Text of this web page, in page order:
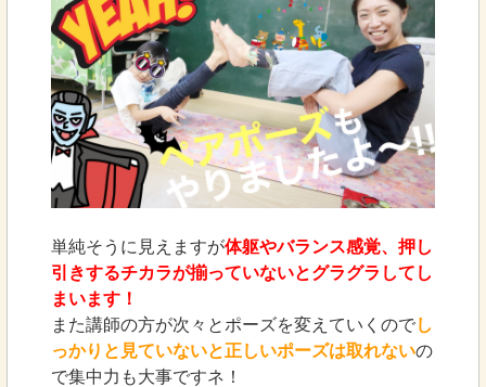
単純そうに見えますが体躯やバランス感覚、押し
引きするチカラが揃っていないとグラグラしてし
まいます！
また講師の方が次々とポーズを変えていくのでし
っかりと見ていないと正しいポーズは取れないの
で集中力も大事ですネ！